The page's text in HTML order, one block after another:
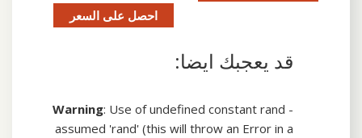
احصل على السعر
قد يعجبك ايضا:
Warning: Use of undefined constant rand -
assumed 'rand' (this will throw an Error in a